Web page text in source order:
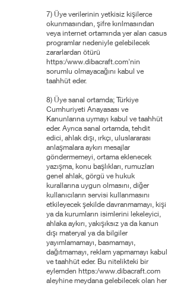
7) Üye verilerinin yetkisiz kişilerce
okunmasından, şifre kırılmasından
veya internet ortamında yer alan casus
programlar nedeniyle gelebilecek
zararlardan ötürü
https:/www.dibacraft.com'nin
sorumlu olmayacağını kabul ve
taahhüt eder.
8) Üye sanal ortamda; Türkiye
Cumhuriyeti Anayasası ve
Kanunlarına uymayı kabul ve taahhüt
eder. Ayrıca sanal ortamda, tehdit
edici, ahlak dışı, ırkçı, uluslararası
anlaşmalara aykırı mesajlar
göndermemeyi, ortama eklenecek
yazışma, konu başlıkları, rumuzları
genel ahlak, görgü ve hukuk
kurallarına uygun olmasını, diğer
kullanıcıların servisi kullanmasını
etkileyecek şekilde davranmamayı, kişi
ya da kurumların isimlerini lekeleyici,
ahlaka aykırı, yakışıksız ya da kanun
dışı materyal ya da bilgiler
yayımlamamayı, basmamayı,
dağıtmamayı, reklam yapmamayı kabul
ve taahhüt eder. Bu nitelikteki bir
eylemden https:/www.dibacraft.com
aleyhine meydana gelebilecek olan her